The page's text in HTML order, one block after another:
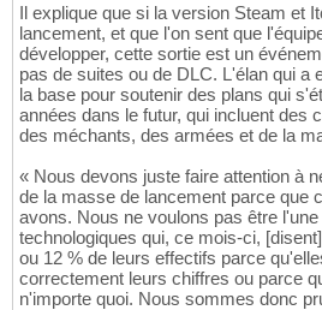
Il explique que si la version Steam et
lancement, et que l'on sent que
développer, cette sortie est un
pas de suites ou de DLC. L'élan qui a
la base pour soutenir des plans qui
années dans le futur, qui incluent des
des méchants, des armées et de la
« Nous devons juste faire attention à
de la masse de lancement parce que
avons. Nous ne voulons pas être
technologiques qui, ce mois-ci,
ou 12 % de leurs effectifs parce
correctement leurs chiffres ou parce
n'importe quoi. Nous sommes donc